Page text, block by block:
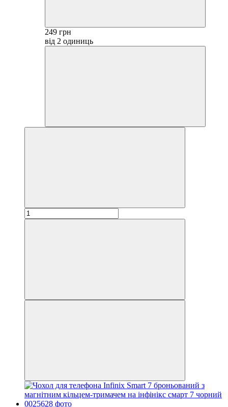
249 грн
від 2 одиниць